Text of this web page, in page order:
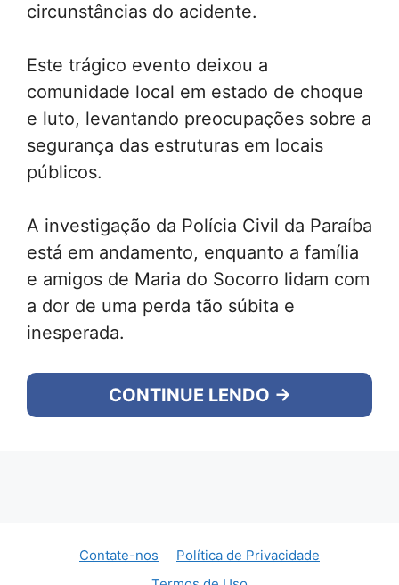
circunstâncias do acidente.
Este trágico evento deixou a
comunidade local em estado de choque
e luto, levantando preocupações sobre a
segurança das estruturas em locais
públicos.
A investigação da Polícia Civil da Paraíba
está em andamento, enquanto a família
e amigos de Maria do Socorro lidam com
a dor de uma perda tão súbita e
inesperada.
CONTINUE LENDO →
Contate-nos
Política de Privacidade